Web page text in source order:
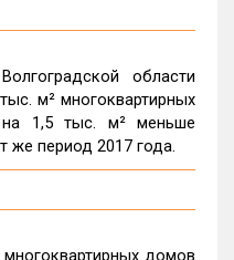
области
м² многоквартирных
1,5 тыс. м² меньше
же период 2017 года.
домов